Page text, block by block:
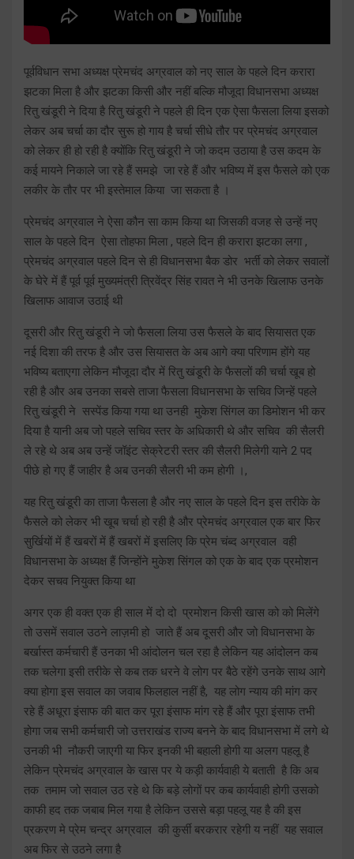
पूर्वविधान सभा अध्यक्ष प्रेमचंद अग्रवाल को नए साल के पहले दिन करारा
झटका मिला है और झटका किसी और नहीं बल्कि मौजूदा विधानसभा अध्यक्ष
रितु खंडूरी ने दिया है रितु खंडूरी ने पहले ही दिन एक ऐसा फैसला लिया इसको
लेकर अब चर्चा का दौर सुरू हो गाय है चर्चा सीधे तौर पर प्रेमचंद अग्रवाल
को लेकर ही हो रही है क्योंकि रितु खंडूरी ने जो कदम उठाया है उस कदम के
कई मायने निकाले जा रहे हैं समझे जा रहे हैं और भविष्य में इस फैसले को एक
लकीर के तौर पर भी इस्तेमाल किया जा सकता है ।
प्रेमचंद अग्रवाल ने ऐसा कौन सा काम किया था जिसकी वजह से उन्हें नए
साल के पहले दिन ऐसा तोहफा मिला , पहले दिन ही करारा झटका लगा ,
प्रेमचंद अग्रवाल पहले दिन से ही विधानसभा बैक डोर भर्ती को लेकर सवालों
के घेरे में हैं पूर्व पूर्व मुख्यमंत्री त्रिवेंद्र सिंह रावत ने भी उनके खिलाफ उनके
खिलाफ आवाज उठाई थी
दूसरी और रितु खंडूरी ने जो फैसला लिया उस फैसले के बाद सियासत एक
नई दिशा की तरफ है और उस सियासत के अब आगे क्या परिणाम होंगे यह
भविष्य बताएगा लेकिन मौजूदा दौर में रितु खंडूरी के फैसलों की चर्चा खूब हो
रही है और अब उनका सबसे ताजा फैसला विधानसभा के सचिव जिन्हें पहले
रितु खंडूरी ने सस्पेंड किया गया था उनही मुकेश सिंगल का डिमोशन भी कर
दिया है यानी अब जो पहले सचिव स्तर के अधिकारी थे और सचिव की सैलरी
ले रहे थे अब अब उन्हें जॉइंट सेक्रेटरी स्तर की सैलरी मिलेगी याने 2 पद
पीछे हो गए हैं जाहीर है अब उनकी सैलरी भी कम होगी ।,
यह रितु खंडूरी का ताजा फैसला है और नए साल के पहले दिन इस तरीके के
फैसले को लेकर भी खूब चर्चा हो रही है और प्रेमचंद अग्रवाल एक बार फिर
सुर्खियों में हैं खबरों में हैं खबरों में इसलिए कि प्रेम चंब्द अग्रवाल वही
विधानसभा के अध्यक्ष हैं जिन्होंने मुकेश सिंगल को एक के बाद एक प्रमोशन
देकर सचव नियुक्त किया था
अगर एक ही वक्त एक ही साल में दो दो प्रमोशन किसी खास को को मिलेंगे
तो उसमें सवाल उठने लाज़मी हो जाते हैं अब दूसरी और जो विधानसभा के
बर्खास्त कर्मचारी हैं उनका भी आंदोलन चल रहा है लेकिन यह आंदोलन कब
तक चलेगा इसी तरीके से कब तक धरने वे लोग पर बैठे रहेंगे उनके साथ आगे
क्या होगा इस सवाल का जवाब फिलहाल नहीं है, यह लोग न्याय की मांग कर
रहे हैं अधूरा इंसाफ की बात कर पूरा इंसाफ मांग रहे हैं और पूरा इंसाफ तभी
होगा जब सभी कर्मचारी जो उत्तराखंड राज्य बनने के बाद विधानसभा में लगे थे
उनकी भी नौकरी जाएगी या फिर इनकी भी बहाली होगी या अलग पहलू है
लेकिन प्रेमचंद अग्रवाल के खास पर ये कड़ी कार्यवाही ये बताती है कि अब
तक तमाम जो सवाल उठ रहे थे कि बड़े लोगों पर कब कार्यवाही होगी उसको
काफी हद तक जबाब मिल गया है लेकिन उससे बड़ा पहलू यह है की इस
प्रकरण मे प्रेम चन्द्र अग्रवाल की कुर्सी बरकरार रहेगी य नहीं यह सवाल
अब फिर से उठने लगा है